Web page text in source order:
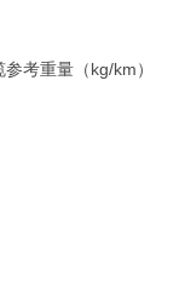
考重量（kg/km）